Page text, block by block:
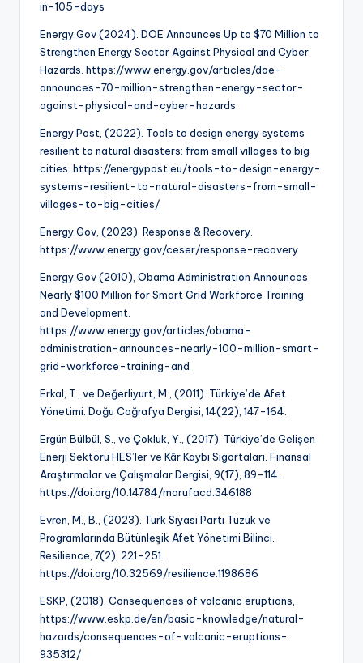
in-105-days
Energy.Gov (2024). DOE Announces Up to $70 Million to
Strengthen Energy Sector Against Physical and Cyber
Hazards. https://www.energy.gov/articles/doe-
announces-70-million-strengthen-energy-sector-
against-physical-and-cyber-hazards
Energy Post, (2022). Tools to design energy systems
resilient to natural disasters: from small villages to big
cities. https://energypost.eu/tools-to-design-energy-
systems-resilient-to-natural-disasters-from-small-
villages-to-big-cities/
Energy.Gov, (2023). Response & Recovery.
https://www.energy.gov/ceser/response-recovery
Energy.Gov (2010), Obama Administration Announces
Nearly $100 Million for Smart Grid Workforce Training
and Development.
https://www.energy.gov/articles/obama-
administration-announces-nearly-100-million-smart-
grid-workforce-training-and
Erkal, T., ve Değerliyurt, M., (2011). Türkiye’de Afet
Yönetimi. Doğu Coğrafya Dergisi, 14(22), 147-164.
Ergün Bülbül, S., ve Çokluk, Y., (2017). Türkiye’de Gelişen
Enerji Sektörü HES’ler ve Kâr Kaybı Sigortaları. Finansal
Araştırmalar ve Çalışmalar Dergisi, 9(17), 89-114.
https://doi.org/10.14784/marufacd.346188
Evren, M., B., (2023). Türk Siyasi Parti Tüzük ve
Programlarında Bütünleşik Afet Yönetimi Bilinci.
Resilience, 7(2), 221-251.
https://doi.org/10.32569/resilience.1198686
ESKP, (2018). Consequences of volcanic eruptions,
https://www.eskp.de/en/basic-knowledge/natural-
hazards/consequences-of-volcanic-eruptions-
935312/